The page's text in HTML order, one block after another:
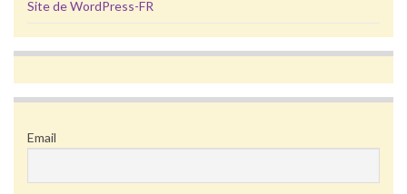
Site de WordPress-FR
Email